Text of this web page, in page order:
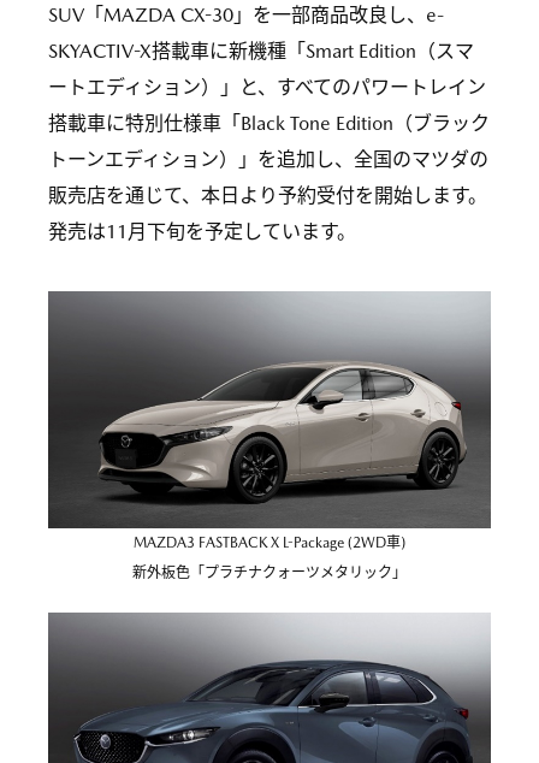
SUV「MAZDA CX-30」を一部商品改良し、e-
SKYACTIV-X搭載車に新機種「Smart Edition（スマ
ートエディション）」と、すべてのパワートレイン
搭載車に特別仕様車「Black Tone Edition（ブラック
トーンエディション）」を追加し、全国のマツダの
販売店を通じて、本日より予約受付を開始します。
発売は11月下旬を予定しています。
MAZDA3 FASTBACK X L-Package (2WD車)
新外板色「プラチナクォーツメタリック」